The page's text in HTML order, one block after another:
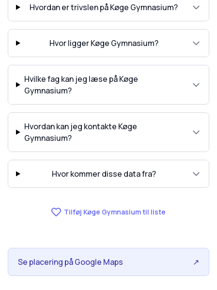
Hvordan er trivslen på Køge Gymnasium?
Hvor ligger Køge Gymnasium?
Hvilke fag kan jeg læse på Køge
Gymnasium?
Hvordan kan jeg kontakte Køge
Gymnasium?
Hvor kommer disse data fra?
Tilføj Køge Gymnasium til liste
Se placering på Google Maps ↗